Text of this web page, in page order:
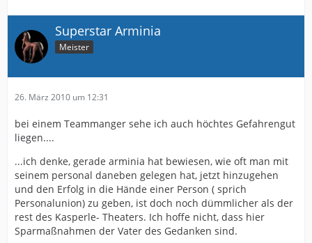
Superstar Arminia
Meister
26. März 2010 um 12:31
bei einem Teammanger sehe ich auch höchtes Gefahrengut
liegen....
...ich denke, gerade arminia hat bewiesen, wie oft man mit
seinem personal daneben gelegen hat, jetzt hinzugehen
und den Erfolg in die Hände einer Person ( sprich
Personalunion) zu geben, ist doch noch dümmlicher als der
rest des Kasperle- Theaters. Ich hoffe nicht, dass hier
Sparmaßnahmen der Vater des Gedanken sind.